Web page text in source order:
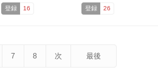
登録 16 登録 26
7 8 次 最後